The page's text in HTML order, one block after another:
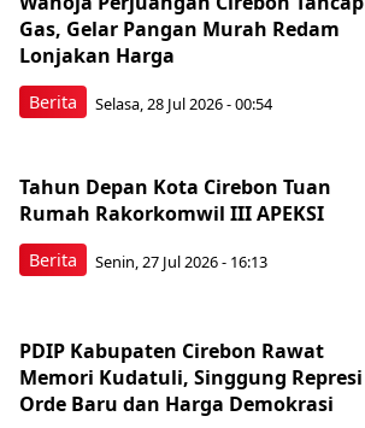
Berita
Gas, Gelar Pangan Murah Redam
Lonjakan Harga
Selasa, 28 Jul 2026 - 00:54
Berita
Tahun Depan Kota Cirebon Tuan
Rumah Rakorkomwil III APEKSI
Senin, 27 Jul 2026 - 16:13
PDIP Kabupaten Cirebon Rawat
Memori Kudatuli, Singgung Represi
Orde Baru dan Harga Demokrasi